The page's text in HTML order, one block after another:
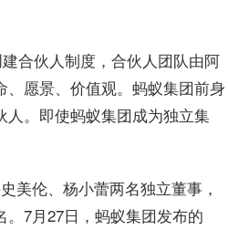
合伙人制度，合伙人团队由阿
愿景、价值观。蚂蚁集团前身
。即使蚂蚁集团成为独立集
美伦、杨小蕾两名独立董事，
7月27日，蚂蚁集团发布的